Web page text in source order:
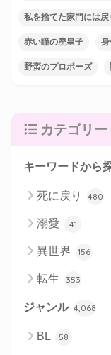
私を捨てた家門には戻
赤い瞳の廃皇子
野蛮のプロポーズ
カテゴリー
キーワードから
死に戻り 480
溺愛 41
異世界 156
転生 353
ジャンル 4,068
BL 58